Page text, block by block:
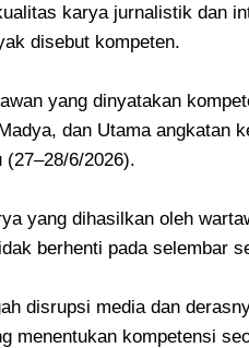
karya jurnalistik dan
disebut kompeten.
yang dinyatakan
dan Utama angkatan
6/2026).
yang dihasilkan oleh
berhenti pada selembar
disrupsi media dan
menentukan kompetensi